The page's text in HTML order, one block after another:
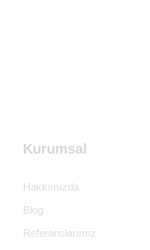
Kurumsal
Hakkımızda
Blog
Referanslarımız